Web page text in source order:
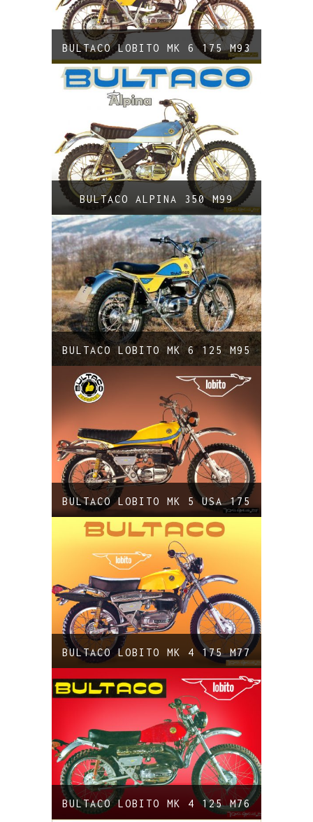
BULTACO LOBITO MK 6 175 M93
BULTACO ALPINA 350 M99
BULTACO LOBITO MK 6 125 M95
BULTACO LOBITO MK 5 USA 175
BULTACO LOBITO MK 4 175 M77
BULTACO LOBITO MK 4 125 M76